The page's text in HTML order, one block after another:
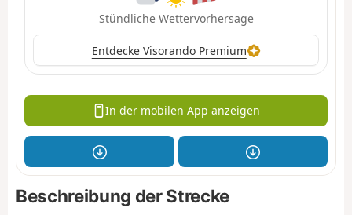
Stündliche Wettervorhersage
Entdecke Visorando Premium
In der mobilen App anzeigen
Beschreibung der Strecke